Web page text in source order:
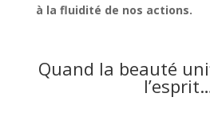
à la fluidité de nos actions.
Quand la beauté